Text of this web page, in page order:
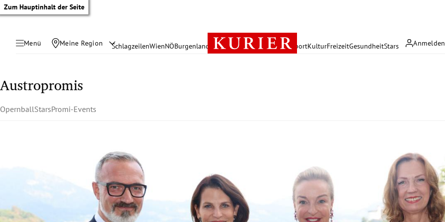
Zum Hauptinhalt der Seite
Menü Meine Region Anmelden
SchlagzeilenWienNÖBurgenland Österreich PolitikWirtschaft SportKulturFreizeitGesundheitStars
Untermenü
Austropromis
OpernballStarsPromi-Events